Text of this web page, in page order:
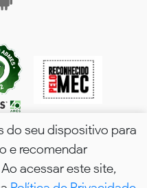
do seu dispositivo para
e recomendar
acessar este site,